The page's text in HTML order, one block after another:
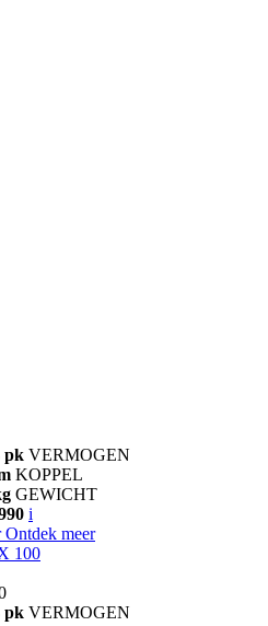
pk VERMOGEN
KOPPEL
GEWICHT
i
Ontdek meer
100
pk VERMOGEN